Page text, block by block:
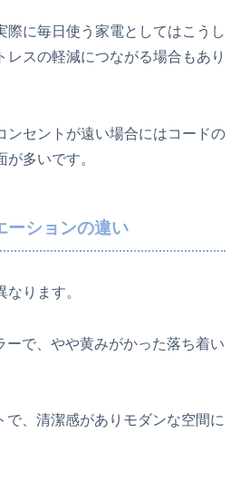
際に毎日使う家電としてはこうし
レスの軽減につながる場合もあり
ンセントが遠い場合にはコードの
多いです。
ションの違い
ります。
ーで、やや黄みがかった落ち着い
で、清潔感がありモダンな空間に